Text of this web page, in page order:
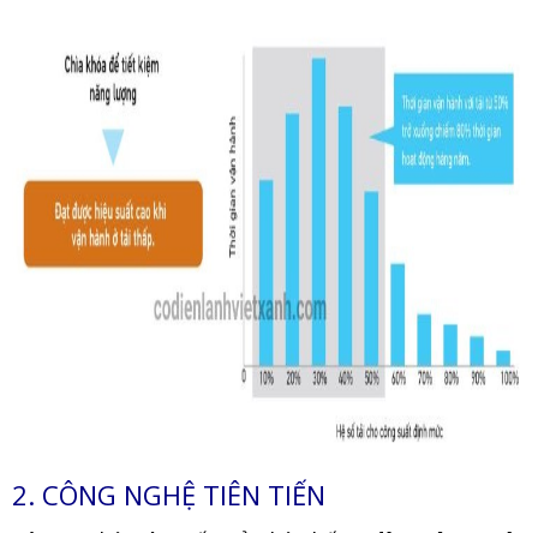
2. CÔNG NGHỆ TIÊN TIẾN